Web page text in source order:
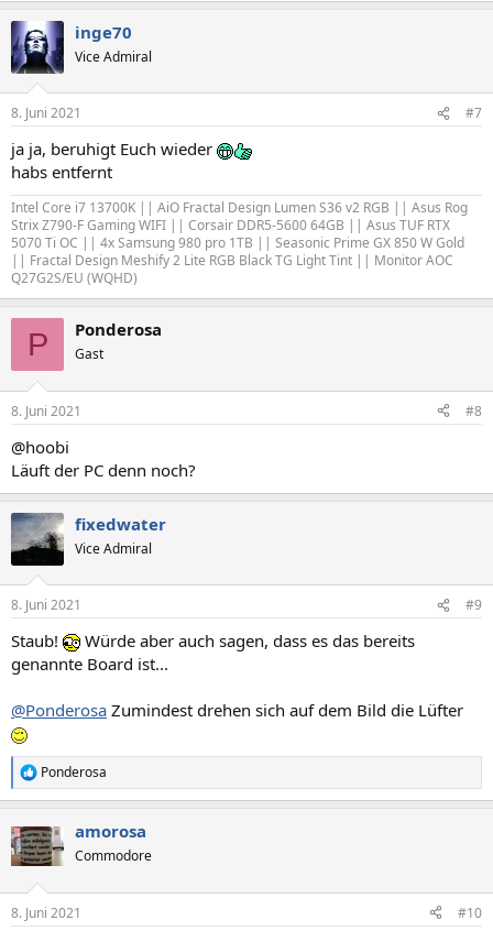
inge70
Vice Admiral
8. Juni 2021 #7
ja ja, beruhigt Euch wieder
habs entfernt
Intel Core i7 13700K || AiO Fractal Design Lumen S36 v2 RGB || Asus Rog
Strix Z790-F Gaming WIFI || Corsair DDR5-5600 64GB || Asus TUF RTX
5070 Ti OC || 4x Samsung 980 pro 1TB || Seasonic Prime GX 850 W Gold
|| Fractal Design Meshify 2 Lite RGB Black TG Light Tint || Monitor AOC
Q27G2S/EU (WQHD)
P Ponderosa
Gast
8. Juni 2021 #8
@hoobi
Läuft der PC denn noch?
fixedwater
Vice Admiral
8. Juni 2021 #9
Staub!
Würde aber auch sagen, dass es das bereits
genannte Board ist...
@Ponderosa Zumindest drehen sich auf dem Bild die Lüfter
R
e
k
t
i
e
Ponderosa
amorosa
Commodore
8. Juni 2021 #10